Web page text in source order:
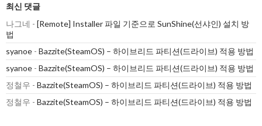
최신 댓글
나그네 - [Remote] Installer 파일 기준으로 SunShine(선샤인) 설치 방
법
syanoe - Bazzite(SteamOS) – 하이브리드 파티션(드라이브) 적용 방법
syanoe - Bazzite(SteamOS) – 하이브리드 파티션(드라이브) 적용 방법
정철우 - Bazzite(SteamOS) – 하이브리드 파티션(드라이브) 적용 방법
정철우 - Bazzite(SteamOS) – 하이브리드 파티션(드라이브) 적용 방법